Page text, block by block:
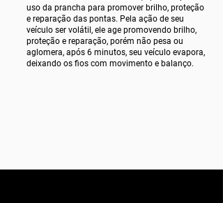
uso da prancha para promover brilho, proteção
e reparação das pontas. Pela ação de seu
veículo ser volátil, ele age promovendo brilho,
proteção e reparação, porém não pesa ou
aglomera, após 6 minutos, seu veículo evapora,
deixando os fios com movimento e balanço.